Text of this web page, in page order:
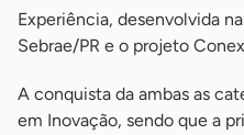
Experiência, desenvolvida
Sebrae/PR e o projeto
A conquista da ambas as
em Inovação, sendo que a